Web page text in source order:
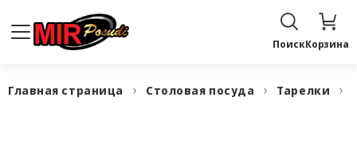
ПоискКорзина
Главная страница Столовая посуда Тарелки